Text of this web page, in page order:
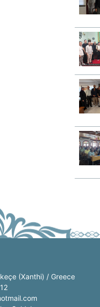
(Xanthi) / Greece